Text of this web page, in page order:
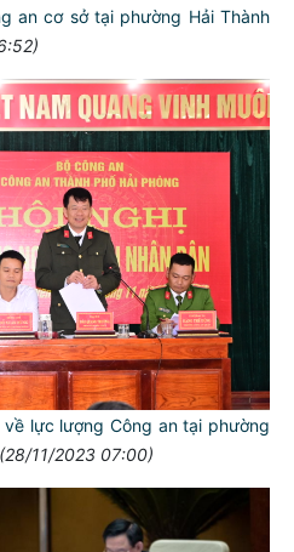
an cơ sở tại phường Hải Thành
lực lượng Công an tại phường
(28/11/2023 07:00)